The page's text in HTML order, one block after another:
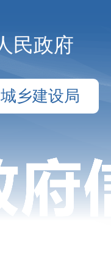
民政府
乡建设局